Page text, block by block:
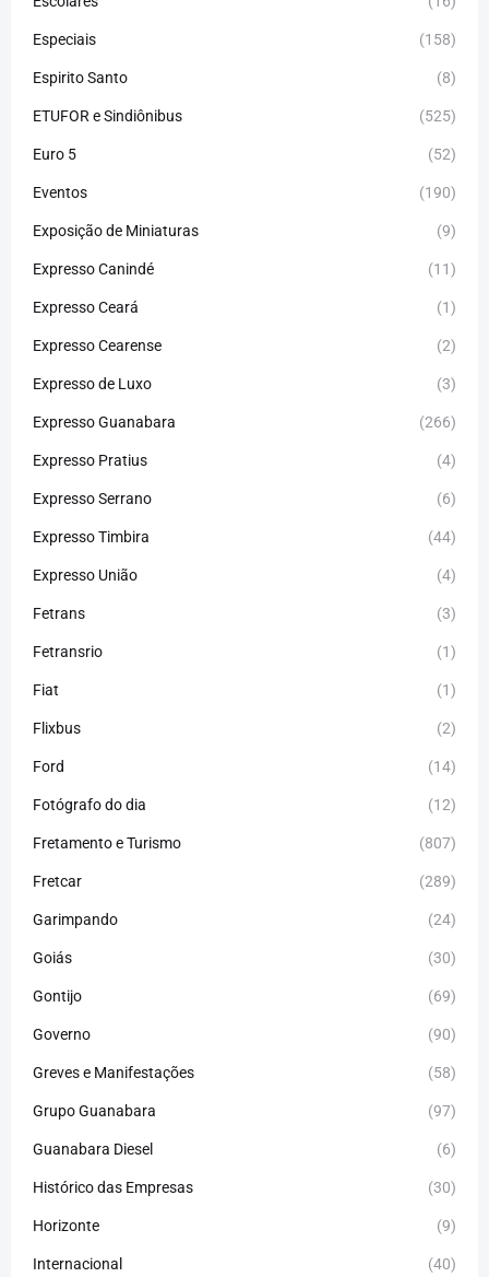
Especiais (158)
Espirito Santo (8)
ETUFOR e Sindiônibus (525)
Euro 5 (52)
Eventos (190)
Exposição de Miniaturas (9)
Expresso Canindé (11)
Expresso Ceará (1)
Expresso Cearense (2)
Expresso de Luxo (3)
Expresso Guanabara (266)
Expresso Pratius (4)
Expresso Serrano (6)
Expresso Timbira (44)
Expresso União (4)
Fetrans (3)
Fetransrio (1)
Fiat (1)
Flixbus (2)
Ford (14)
Fotógrafo do dia (12)
Fretamento e Turismo (807)
Fretcar (289)
Garimpando (24)
Goiás (30)
Gontijo (69)
Governo (90)
Greves e Manifestações (58)
Grupo Guanabara (97)
Guanabara Diesel (6)
Histórico das Empresas (30)
Horizonte (9)
Internacional (40)